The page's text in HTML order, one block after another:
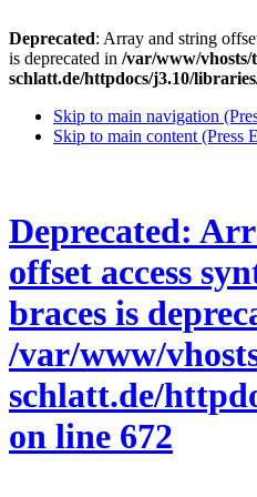
Deprecated: Array and string
is deprecated in /var/www/vhosts/
schlatt.de/httpdocs/j3.10/
Skip to main navigation
Skip to main content (Press
Deprecated:
offset access
braces is
/var/www/
schlatt.de/
on line 672